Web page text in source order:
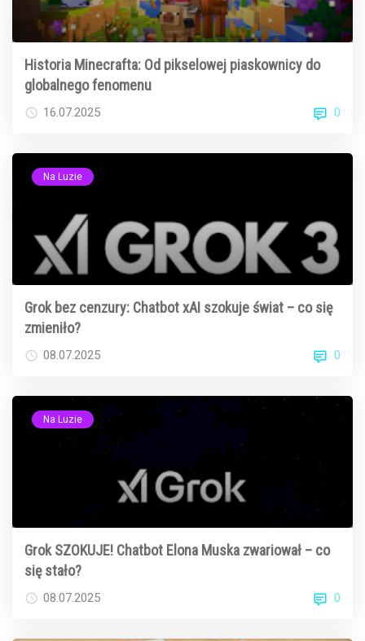
Historia Minecrafta: Od pikselowej piaskownicy do
globalnego fenomenu
16.07.2025 0
Na Luzie
Grok bez cenzury: Chatbot xAI szokuje świat – co się
zmieniło?
08.07.2025 0
Na Luzie
Grok SZOKUJE! Chatbot Elona Muska zwariował – co
się stało?
08.07.2025 0